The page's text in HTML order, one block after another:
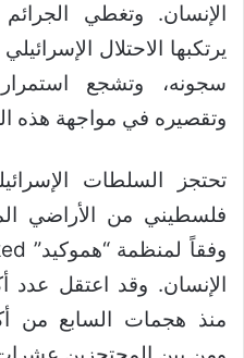
الإنسان. وتغطي
يرتكبها الاحتلال
سجونه، وتشجع
وتقصيره في مواجهة هذه
تحتجز السلطات
فلسطيني من الأراضي
الإنسان. وقد اعتقل عدد